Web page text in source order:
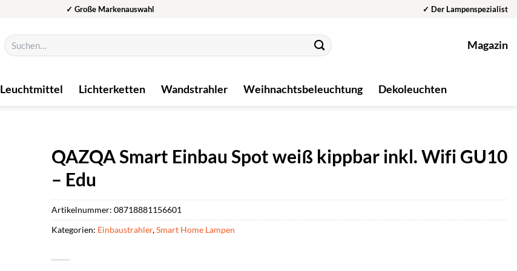
✓ Große Markenauswahl ✓ Der Lampenspezialist
Suchen
nach:
Magazin
Leuchtmittel Lichterketten Wandstrahler Weihnachtsbeleuchtung Dekoleuchten
QAZQA Smart Einbau Spot weiß kippbar inkl. Wifi GU10
– Edu
Artikelnummer: 08718881156601
Kategorien: Einbaustrahler,Smart Home Lampen